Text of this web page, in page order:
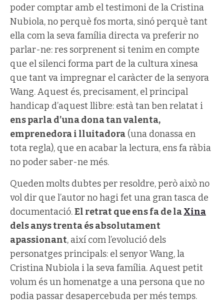
poder comptar amb el testimoni de la Cristina
Nubiola, no perquè fos morta, sinó perquè tant
ella com la seva família directa va preferir no
parlar-ne: res sorprenent si tenim en compte
que el silenci forma part de la cultura xinesa
que tant va impregnar el caràcter de la senyora
Wang. Aquest és, precisament, el principal
handicap d’aquest llibre: està tan ben relatat i
ens parla d’una dona tan valenta,
emprenedora i lluitadora (una donassa en
tota regla), que en acabar la lectura, ens fa ràbia
no poder saber-ne més.
Queden molts dubtes per resoldre, però això no
vol dir que l’autor no hagi fet una gran tasca de
documentació.El retrat que ens fa de laXina
dels anys trenta és absolutament
apassionant, així com l’evolució dels
personatges principals: el senyor Wang, la
Cristina Nubiola i la seva família. Aquest petit
volum és un homenatge a una persona que no
podia passar desapercebuda per més temps.